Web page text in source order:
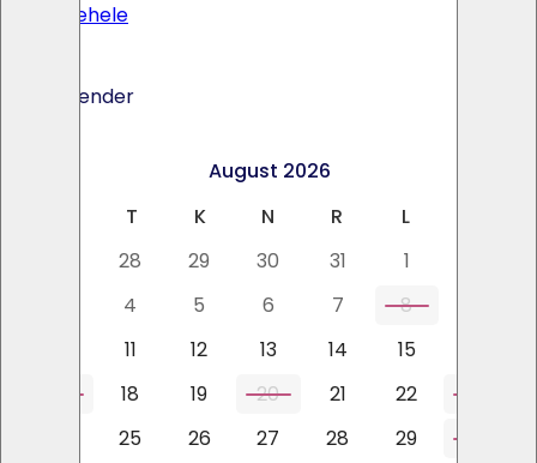
Toote lehele
Ava kalender
August 2026
T K N R L
28 29 30 31 1
4 5 6 7 8
11 12 13 14 15
18 19 20 21 22
25 26 27 28 29